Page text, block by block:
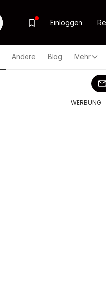
Einloggen
Andere Blog Mehr
WERBUNG